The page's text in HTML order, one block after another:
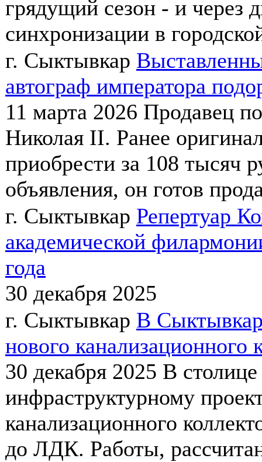
грядущий сезон - и через
синхронизации в
г. Сыктывкар
автограф императора
11 марта 2026 Продавец
Николая II. Ранее
приобрести за 108 тысяч
объявления, он готов
г. Сыктывкар Репертуар
академической
года
30 декабря 2025
г. Сыктывкар В
нового канализационного
30 декабря 2025 В
инфраструктурному
канализационного
до ЛДК. Работы,